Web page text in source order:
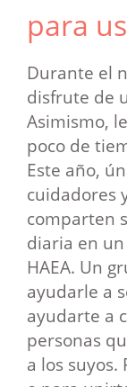
para
Durante el
disfrute de
Asimismo,
poco de
Este año,
cuidadores
comparten
diaria en
HAEA. Un
ayudarle a
ayudarte a
personas
a los